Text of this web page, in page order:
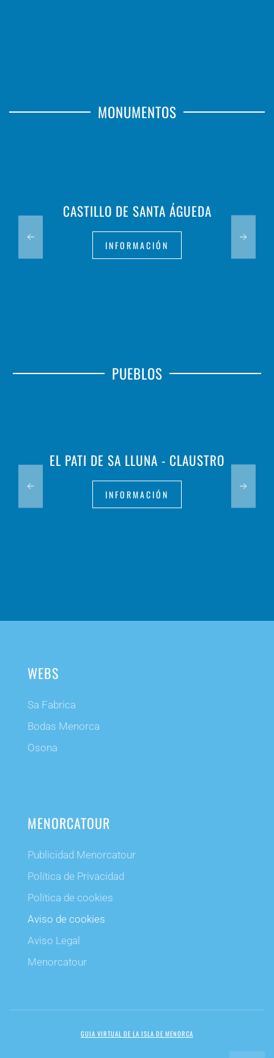
MONUMENTOS
CASTILLO DE SANTA ÁGUEDA
INFORMACIÓN
PUEBLOS
EL PATI DE SA LLUNA - CLAUSTRO
INFORMACIÓN
WEBS
Sa Fabrica
Bodas Menorca
Osona
MENORCATOUR
Publicidad Menorcatour
Política de Privacidad
Política de cookies
Aviso de cookies
Aviso Legal
Menorcatour
GUIA VIRTUAL DE LA ISLA DE MENORCA